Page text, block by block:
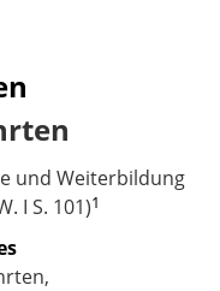
und Weiterbildung
I S. 101)1